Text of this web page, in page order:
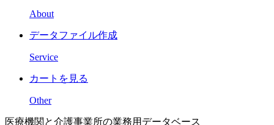
About
データファイル作成
Service
カートを見る
Other
医療機関と介護事業所の業務用データベース